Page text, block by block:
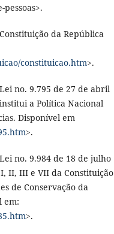
da República
constituicao.htm>.
no. 9.795 de 27 de abril
a Política Nacional
Disponível em
>.
no. 9.984 de 18 de julho
II, III e VII da Constituição
de Conservação da
em:
>.